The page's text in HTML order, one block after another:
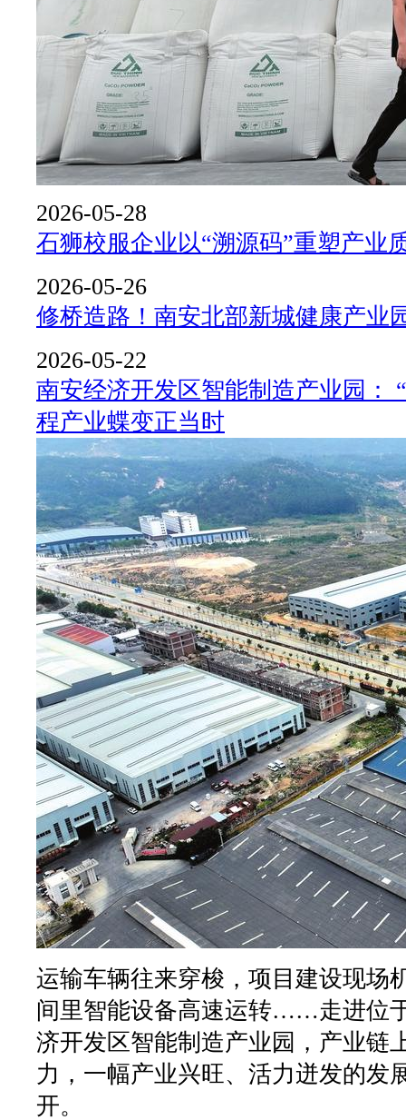
2026-05-28
石狮校服企业以“溯源码”重塑产业
2026-05-26
修桥造路！南安北部新城健康产业
2026-05-22
南安经济开发区智能制造产业园：
程产业蝶变正当时
运输车辆往来穿梭，项目建设现场
间里智能设备高速运转……走进位
济开发区智能制造产业园，产业链
力，一幅产业兴旺、活力迸发的发
开。